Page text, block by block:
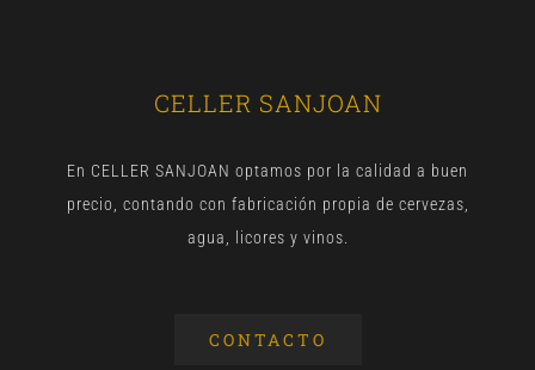
CELLER SANJOAN
En CELLER SANJOAN optamos por la calidad a buen
precio, contando con fabricación propia de cervezas,
agua, licores y vinos.
CONTACTO